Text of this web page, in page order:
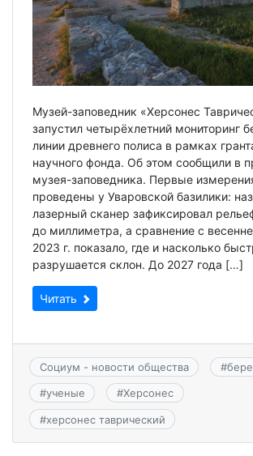
Музей-заповедник «Херсонес
запустил четырёхлетний мониторинг
линии древнего полиса в рамках
научного фонда. Об этом сообщили в
музея-заповедника. Первые
проведены у Уваровской базилики:
лазерный сканер зафиксировал
до миллиметра, а сравнение с
2023 г. показало, где и насколько
разрушается склон. До 2027 года […]
Читать
Социум - новости общества #
#ученые #Херсонес
#херсонес таврический